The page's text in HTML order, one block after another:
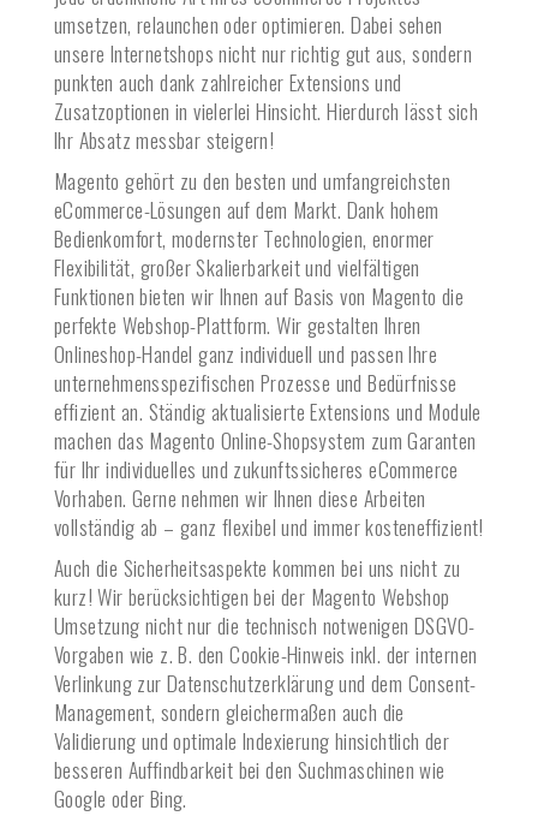
umsetzen, relaunchen oder optimieren. Dabei sehen
unsere Internetshops nicht nur richtig gut aus, sondern
punkten auch dank zahlreicher Extensions und
Zusatzoptionen in vielerlei Hinsicht. Hierdurch lässt sich
Ihr Absatz messbar steigern!
Magento gehört zu den besten und umfangreichsten
eCommerce-Lösungen auf dem Markt. Dank hohem
Bedienkomfort, modernster Technologien, enormer
Flexibilität, großer Skalierbarkeit und vielfältigen
Funktionen bieten wir Ihnen auf Basis von Magento die
perfekte Webshop-Plattform. Wir gestalten Ihren
Onlineshop-Handel ganz individuell und passen Ihre
unternehmensspezifischen Prozesse und Bedürfnisse
effizient an. Ständig aktualisierte Extensions und Module
machen das Magento Online-Shopsystem zum Garanten
für Ihr individuelles und zukunftssicheres eCommerce
Vorhaben. Gerne nehmen wir Ihnen diese Arbeiten
vollständig ab – ganz flexibel und immer kosteneffizient!
Auch die Sicherheitsaspekte kommen bei uns nicht zu
kurz! Wir berücksichtigen bei der Magento Webshop
Umsetzung nicht nur die technisch notwenigen DSGVO-
Vorgaben wie z. B. den Cookie-Hinweis inkl. der internen
Verlinkung zur Datenschutzerklärung und dem Consent-
Management, sondern gleichermaßen auch die
Validierung und optimale Indexierung hinsichtlich der
besseren Auffindbarkeit bei den Suchmaschinen wie
Google oder Bing.